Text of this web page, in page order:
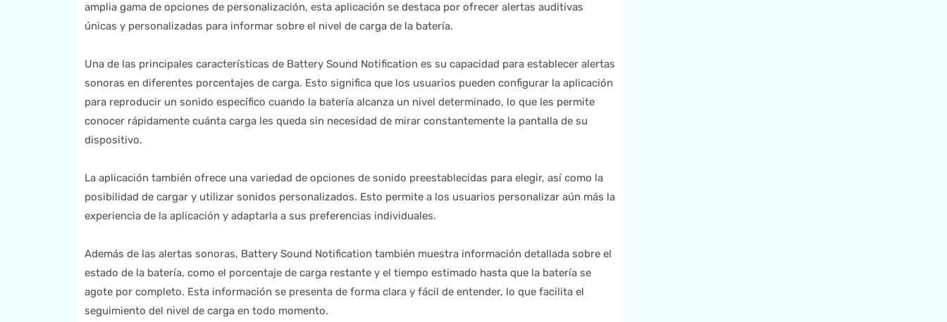
amplia gama de opciones de personalización, esta aplicación se destaca por ofrecer alertas auditivas
únicas y personalizadas para informar sobre el nivel de carga de la batería.
Una de las principales características de Battery Sound Notification es su capacidad para establecer alertas
sonoras en diferentes porcentajes de carga. Esto significa que los usuarios pueden configurar la aplicación
para reproducir un sonido específico cuando la batería alcanza un nivel determinado, lo que les permite
conocer rápidamente cuánta carga les queda sin necesidad de mirar constantemente la pantalla de su
dispositivo.
La aplicación también ofrece una variedad de opciones de sonido preestablecidas para elegir, así como la
posibilidad de cargar y utilizar sonidos personalizados. Esto permite a los usuarios personalizar aún más la
experiencia de la aplicación y adaptarla a sus preferencias individuales.
Además de las alertas sonoras, Battery Sound Notification también muestra información detallada sobre el
estado de la batería, como el porcentaje de carga restante y el tiempo estimado hasta que la batería se
agote por completo. Esta información se presenta de forma clara y fácil de entender, lo que facilita el
seguimiento del nivel de carga en todo momento.